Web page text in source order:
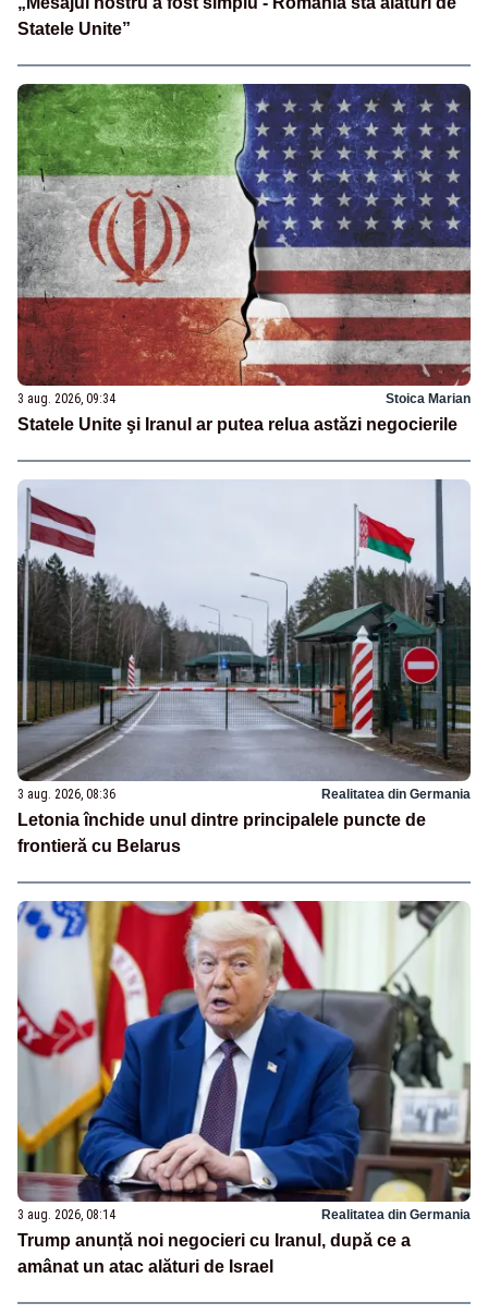
Statele Unite”
3 aug. 2026, 09:34 Stoica Marian
Statele Unite şi Iranul ar putea relua astăzi negocierile
3 aug. 2026, 08:36 Realitatea din Germania
Letonia închide unul dintre principalele puncte de
frontieră cu Belarus
3 aug. 2026, 08:14 Realitatea din Germania
Trump anunță noi negocieri cu Iranul, după ce a
amânat un atac alături de Israel